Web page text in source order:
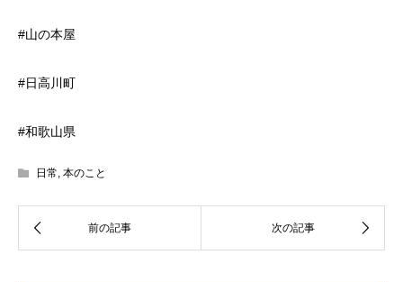
#山の本屋
#日高川町
#和歌山県
日常, 本のこと